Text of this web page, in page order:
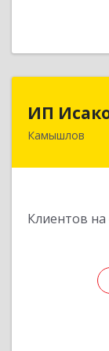
ИП
Камышлов
Клиентов
624860,